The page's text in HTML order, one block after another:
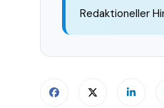
Redaktioneller